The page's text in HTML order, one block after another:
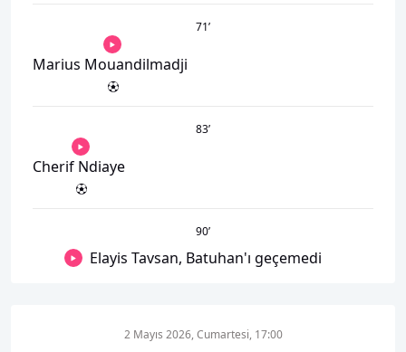
71’
Marius Mouandilmadji
83’
Cherif Ndiaye
90’
Elayis Tavsan, Batuhan'ı geçemedi
2 Mayıs 2026, Cumartesi, 17:00